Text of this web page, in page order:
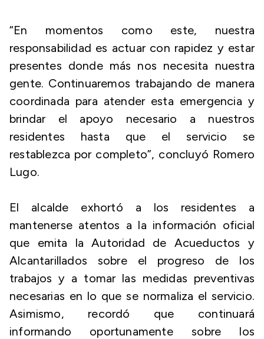
“En momentos como este, nuestra
responsabilidad es actuar con rapidez y estar
presentes donde más nos necesita nuestra
gente. Continuaremos trabajando de manera
coordinada para atender esta emergencia y
brindar el apoyo necesario a nuestros
residentes hasta que el servicio se
restablezca por completo”, concluyó Romero
Lugo.
El alcalde exhortó a los residentes a
mantenerse atentos a la información oficial
que emita la Autoridad de Acueductos y
Alcantarillados sobre el progreso de los
trabajos y a tomar las medidas preventivas
necesarias en lo que se normaliza el servicio.
Asimismo, recordó que continuará
informando oportunamente sobre los